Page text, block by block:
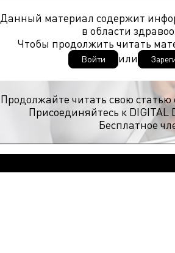
Данный материал содержит
в области
Чтобы продолжить читать
Войти или
Продолжайте читать свою статью
Присоединяйтесь к DIGITAL
Бесплатное